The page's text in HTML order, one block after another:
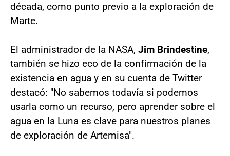
década, como punto previo a la exploración de
Marte.
El administrador de la NASA, Jim Brindestine,
también se hizo eco de la confirmación de la
existencia en agua y en su cuenta de Twitter
destacó: "No sabemos todavía si podemos
usarla como un recurso, pero aprender sobre el
agua en la Luna es clave para nuestros planes
de exploración de Artemisa".